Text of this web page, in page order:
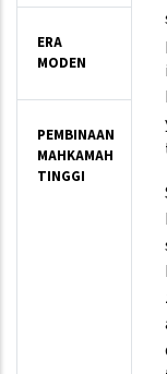
ERA
MODEN
PEMBINAAN
MAHKAMAH
TINGGI